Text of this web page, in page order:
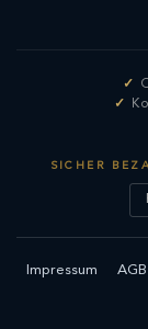
SICHER
Impressum AGB